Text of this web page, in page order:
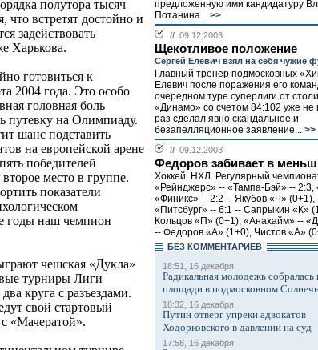
полутора тысяч
что встретят достойно и
задействовать
Харькова.
готовиться к
2004 года. Это особо
головная боль
путевку на Олимпиаду.
шанс подставить
на европейской арене
победителей
место в группе.
показатели
годы наш чемпион
чешская «Дукла»
турниры Лиги
круга с разъездами.
свой стартовый
«Мачератой».
предложенную ими кандидатуру
Потанина... >>
// 09.12.2003
Щекотливое положение
Сергей Елевич взял на себя чужие
Главный тренер подмосковных
Елевич после поражения его
очередном туре суперлиги от
«Динамо» со счетом 84:102 уже не
раз сделал явно скандальное и
безапелляционное заявление... >>
// 09.12.2003
Федоров забивает в
Хоккей. НХЛ. Регулярный
«Рейнджерс» -- «Тампа-Бэй» -- 2:3,
«Финикс» -- 2:2 -- Якубов «Ч» (0+1),
«Питсбург» -- 6:1 -- Сапрыкин «К»
Кольцов «П» (0+1), «Анахайм» --
-- Федоров «А» (1+0), Чистов «А»
БЕЗ КОМMЕНТАРИЕВ
18:51, 16 декабря
Радикальная молодежь собралась
площади в подмосковном
18:32, 16 декабря
Путин отверг упреки адвокатов
Ходорковского в давлении на суд
17:58, 16 декабря